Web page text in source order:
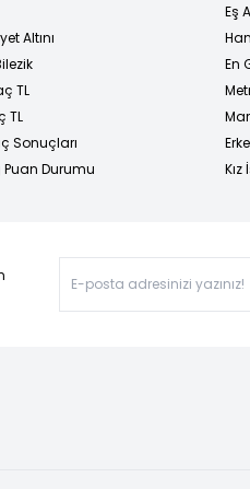
Altını
TL
TL
Sonuçları
Puan Durumu
Eş
En